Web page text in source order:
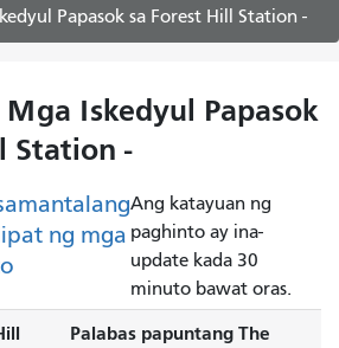
Papasok sa Forest Hill Station -
Iskedyul Papasok
Station -
ng mga
Ang katayuan ng
paghinto ay ina-
update kada 30
minuto bawat oras.
Palabas papuntang The